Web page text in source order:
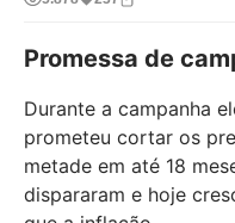
Promessa de
Durante a campanha
prometeu cortar os
metade em até 18
dispararam e hoje